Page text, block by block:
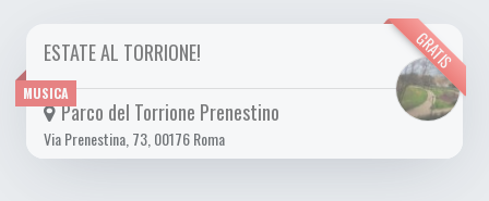
MUSICA
GRATIS
DA LUN 10/07 A SAB 16/09 2023
ESTATE AL TORRIONE!
Parco del Torrione Prenestino
Via Prenestina, 73, 00176 Roma